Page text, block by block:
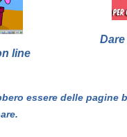
line
essere delle pagine